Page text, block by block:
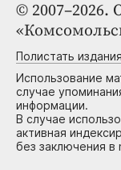
© 2007–2026.
Полистать издания
Использование
случае
информации.
В случае
активная
без заключения в